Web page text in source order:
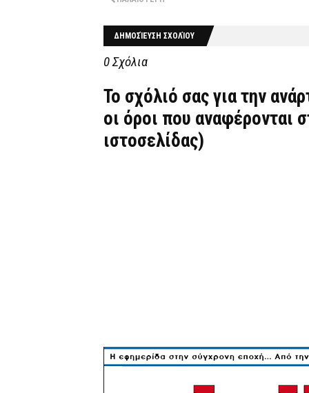
ΔΗΜΟΣΊΕΥΣΗ ΣΧΟΛΊΟΥ
0 Σχόλια
Το σχόλιό σας για την
οι όροι που αναφέρονται
ιστοσελίδας)